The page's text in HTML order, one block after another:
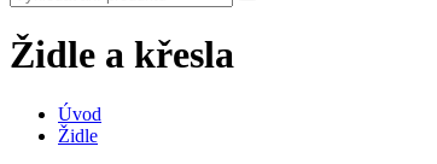
Židle a křesla
Úvod
Židle